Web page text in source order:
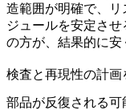
造範囲が明確で、
ジュールを安定さ
の方が、結果的に安
検査と再現性の計画
部品が反復される